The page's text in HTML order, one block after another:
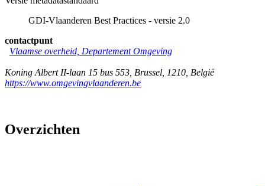
GDI-Vlaanderen Best Practices - versie 2.0
contactpunt
Vlaamse overheid, Departement Omgeving
Koning Albert II-laan 15 bus 553 Brussel 1210 België
https://www.omgevingvlaanderen.be
Overzichten